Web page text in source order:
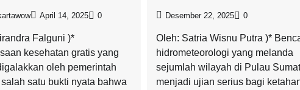
April 14, 2025 0
Falguni )*
kesehatan gratis yang
oleh pemerintah
satu bukti nyata bahwa
Desember 22, 2025 0
Oleh: Satria Wisnu Putra )*
hidrometeorologi yang melanda
sejumlah wilayah di Pulau
menjadi ujian serius bagi